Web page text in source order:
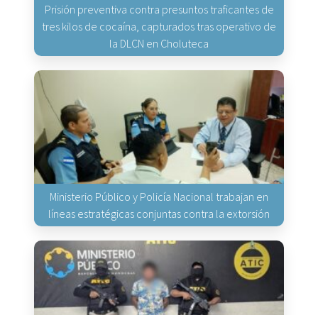
Prisión preventiva contra presuntos traficantes de
tres kilos de cocaína, capturados tras operativo de
la DLCN en Choluteca
Ministerio Público y Policía Nacional trabajan en
líneas estratégicas conjuntas contra la extorsión